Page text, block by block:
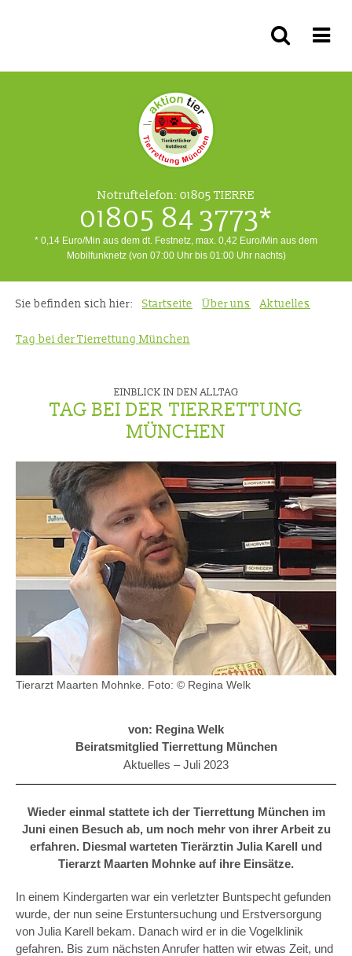
Notruftelefon: 01805 TIERRE
01805 84 3773*
* 0,14 Euro/Min aus dem dt. Festnetz, max. 0,42 Euro/Min aus dem
Mobilfunknetz (von 07:00 Uhr bis 01:00 Uhr nachts)
Sie befinden sich hier: Startseite Über uns Aktuelles
Tag bei der Tierrettung München
EINBLICK IN DEN ALLTAG
TAG BEI DER TIERRETTUNG
MÜNCHEN
Tierarzt Maarten Mohnke. Foto: © Regina Welk
von: Regina Welk
Beiratsmitglied Tierrettung München
Aktuelles –Juli 2023
Wieder einmal stattete ich der Tierrettung München im
Juni einen Besuch ab, um noch mehr von ihrer Arbeit zu
erfahren. Diesmal warteten Tierärztin Julia Karell und
Tierarzt Maarten Mohnke auf ihre Einsätze.
In einem Kindergarten war ein verletzter Buntspecht gefunden
wurde, der nun seine Erstuntersuchung und Erstversorgung
von Julia Karell bekam. Danach wird er in die Vogelklinik
gefahren. Bis zum nächsten Anrufer hatten wir etwas Zeit, und